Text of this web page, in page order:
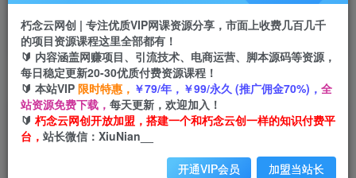
四导航 导航
APP下载
GO
首页 创业课程 会员免费 正文
掘金抖音直播，从0到1成为金牌全能销售型主播
关注 私信
朽念云网创 | 专注优质VIP网课资源分享，市面上收费几百几千
的项目资源课程这里全部都有！
🔰 内容涵盖网赚项目、引流技术、电商运营、脚本源码等资源，
每日稳定更新20-30优质付费资源课程！
🔰 本站VIP 限时特惠， ￥79/年，￥99/永久 (推广佣金70%)， 全
站资源免费下载， 每天更新，欢迎加入！
🔰 朽念云网创开放加盟，搭建一个和朽念云创一样的知识付费平
台， 站长微信：XiuNian__
开通VIP会员 加盟当站长